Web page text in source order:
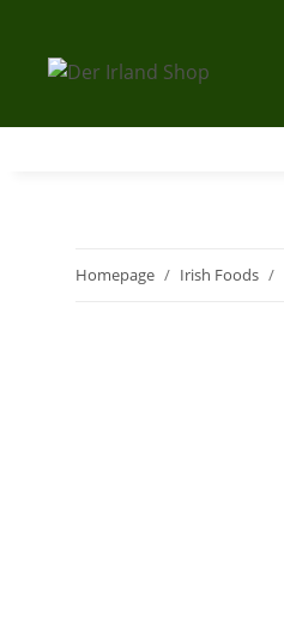
Homepage Irish Foods